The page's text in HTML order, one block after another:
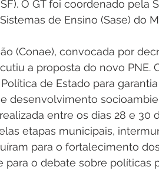
O GT foi coordenado pela
de Ensino (Sase) do
(Conae), convocada por
a proposta do novo PNE.
de Estado para
desenvolvimento
entre os dias 28 e 30
etapas municipais,
para o fortalecimento
para o debate sobre políticas